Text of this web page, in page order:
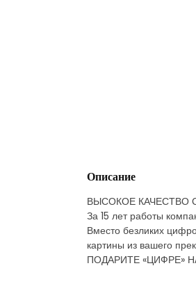
Описание
ВЫСОКОЕ КАЧЕСТВО
За 15 лет работы
Вместо безликих
картины из вашего
ПОДАРИТЕ «ЦИФРЕ»